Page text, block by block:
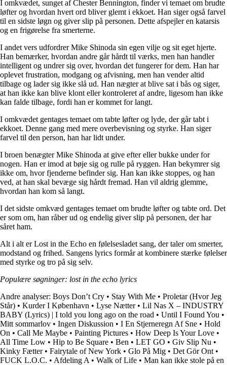
I omkvædet, sunget af Chester Bennington, finder vi temaet om brudte
løfter og hvordan hvert ord bliver glemt i ekkoet. Han siger også farvel
til en sidste løgn og giver slip på personen. Dette afspejler en katarsis
og en frigørelse fra smerterne.
I andet vers udfordrer Mike Shinoda sin egen vilje og sit eget hjerte.
Han bemærker, hvordan andre går hårdt til værks, men han handler
intelligent og undrer sig over, hvordan det fungerer for dem. Han har
oplevet frustration, modgang og afvisning, men han vender altid
tilbage og lader sig ikke slå ud. Han nægter at blive sat i bås og siger,
at han ikke kan blive klont eller kontroleret af andre, ligesom han ikke
kan falde tilbage, fordi han er kommet for langt.
I omkvædet gentages temaet om tabte løfter og lyde, der går tabt i
ekkoet. Denne gang med mere overbevisning og styrke. Han siger
farvel til den person, han har lidt under.
I broen benægter Mike Shinoda at give efter eller bukke under for
nogen. Han er imod at bøje sig og rulle på ryggen. Han bekymrer sig
ikke om, hvor fjenderne befinder sig. Han kan ikke stoppes, og han
ved, at han skal bevæge sig hårdt fremad. Han vil aldrig glemme,
hvordan han kom så langt.
I det sidste omkvæd gentages temaet om brudte løfter og tabte ord. Det
er som om, han råber ud og endelig giver slip på personen, der har
såret ham.
Alt i alt er Lost in the Echo en følelsesladet sang, der taler om smerter,
modstand og frihed. Sangens lyrics formår at kombinere stærke følelser
med styrke og tro på sig selv.
Populære søgninger: lost in the echo lyrics
Andre analyser: Boys Don’t Cry • Stay With Me • Proletar (Hvor Jeg
Står) • Kurder I København • Lyse Nætter• Lil Nas X – INDUSTRY
BABY (Lyrics) | I told you long ago on the road • Until I Found You •
Mitt sommarlov • Ingen Diskussion • I En Stjerneregn Af Sne • Hold
On • Call Me Maybe • Painting Pictures • How Deep Is Your Love •
All Time Low • Hip to Be Square • Ben • LET GO • Giv Slip Nu •
Kinky Fætter• Fairytale of New York • Glo På Mig • Det Gör Ont •
FUCK L.O.C. • Afdeling A • Walk of Life • Man kan ikke stole på en